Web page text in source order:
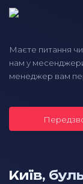
Маєте питання чи
нам у
менеджер вам
Київ,